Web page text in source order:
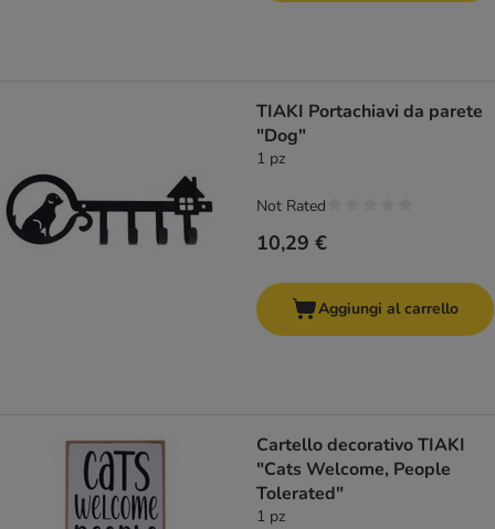
TIAKI Portachiavi da parete
"Dog"
1 pz
10,29 €
Not Rated
Aggiungi al carrello
Cartello decorativo TIAKI
"Cats Welcome, People
Tolerated"
1 pz